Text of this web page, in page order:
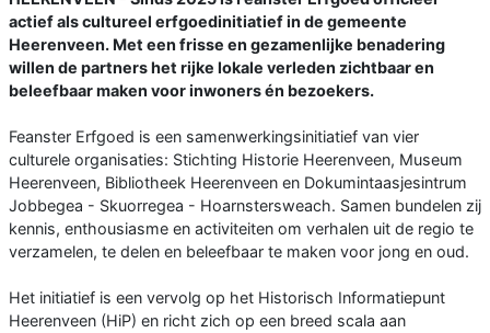
actief als cultureel erfgoedinitiatief in de gemeente
Heerenveen. Met een frisse en gezamenlijke benadering
willen de partners het rijke lokale verleden zichtbaar en
beleefbaar maken voor inwoners én bezoekers.
Feanster Erfgoed is een samenwerkingsinitiatief van vier
culturele organisaties: Stichting Historie Heerenveen, Museum
Heerenveen, Bibliotheek Heerenveen en Dokumintaasjesintrum
Jobbegea - Skuorregea - Hoarnstersweach. Samen bundelen zij
kennis, enthousiasme en activiteiten om verhalen uit de regio te
verzamelen, te delen en beleefbaar te maken voor jong en oud.
Het initiatief is een vervolg op het Historisch Informatiepunt
Heerenveen (HiP) en richt zich op een breed scala aan